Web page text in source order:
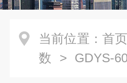
当前位置： 首页
数 > GDYS-